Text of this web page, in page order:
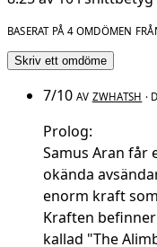
BASERAT PÅ 4 OMDÖMEN
Skriv ett omdöme
7/10 AV ZWHATSH ·
Prolog:
Samus Aran får
okända
enorm kraft
Kraften
kallad "The